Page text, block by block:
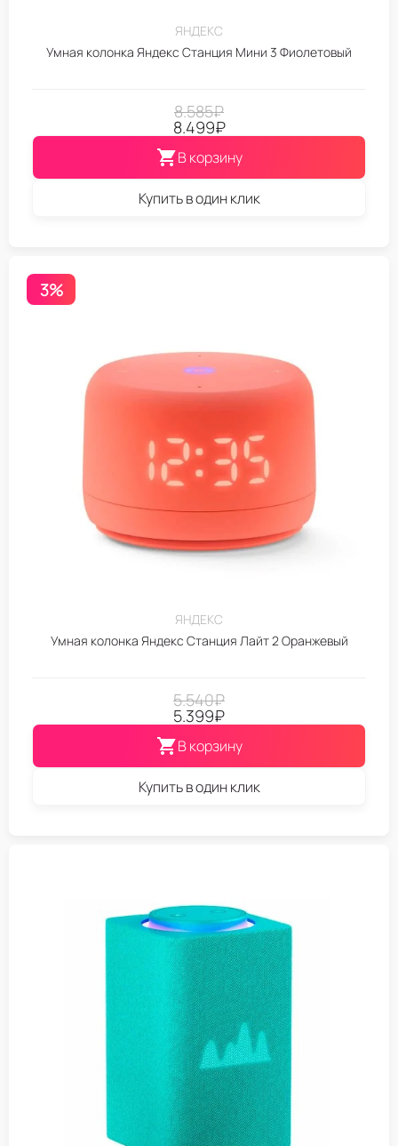
ЯНДЕКС
Умная колонка Яндекс Станция Мини 3 Фиолетовый
8.585₽
8.499₽
В корзину
Купить в один клик
3%
ЯНДЕКС
Умная колонка Яндекс Станция Лайт 2 Оранжевый
5.540₽
5.399₽
В корзину
Купить в один клик